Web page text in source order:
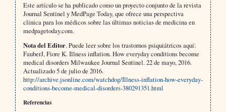
Este artículo se ha publicado como un proyecto conjunto de la revista
Journal Sentinel y MedPage Today, que ofrece una perspectiva
clínica para los médicos sobre las últimas noticias de medicina en
medpagetoday.com.
Nota del Editor. Puede leer sobre los trastornos psiquiátricos aquí:
FauberJ, Fiore K. Illness inflation. How everyday conditions become
medical disorders Milwaukee Journal Sentinel. 22 de mayo, 2016.
Actualizado 5 de julio de 2016.
http://archive.jsonline.com/watchdog/Illness-inflation-how-everyday-
conditions-become-medical-disorders-380291351.html
Referencias